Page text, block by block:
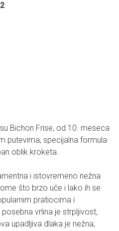
Bichon Frise, od 10. meseca
putevima, specijalna formula
oblik kroketa.
i istovremeno nežna
što brzo uče i lako ih se
pratiocima i
vrlina je strpljivost,
upadljiva dlaka je nežna,